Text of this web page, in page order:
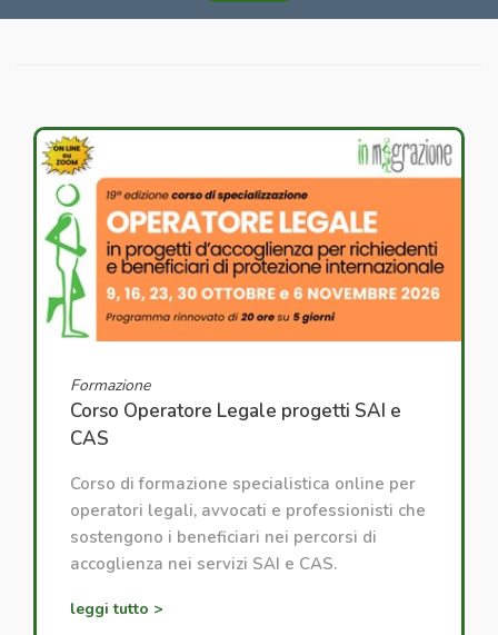
Formazione
Corso Operatore Legale progetti SAI e
CAS
Corso di formazione specialistica online per
operatori legali, avvocati e professionisti che
sostengono i beneficiari nei percorsi di
accoglienza nei servizi SAI e CAS.
leggi tutto >